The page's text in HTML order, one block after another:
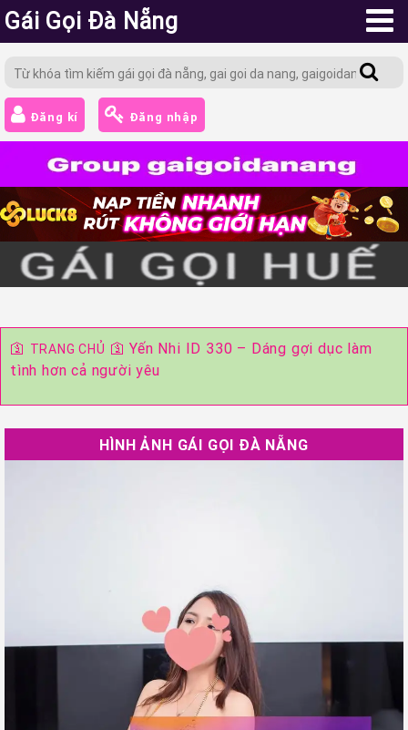
Gái Gọi Đà Nẵng
Đăng kí Đăng nhập
🛐 TRANG CHỦ 🛐Yến Nhi ID 330 – Dáng gợi dục làm
tình hơn cả người yêu
HÌNH ẢNH GÁI GỌI ĐÀ NẴNG